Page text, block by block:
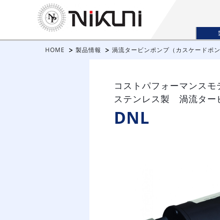
HOME 製品情報 渦流タービンポンプ（カスケードポ
コストパフォーマンスモ
ステンレス製 渦流ター
DNL